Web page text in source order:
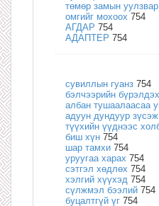
төмөр замын уулзвар
омгийг мохоох 754
АГДАР 754
АДАПТЕР 754
сувиллын гуанз 754
бэлчээрийн
албан тушаалаасаа
адуун дундуур
түүхийн үүднээс
биш хүн 754
шар тамхи 754
уруугаа харах 754
сэтгэл хөдлөх 754
хэлгий хүүхэд 754
сүлжмэл бээлий 754
буцалтгүй үг 754